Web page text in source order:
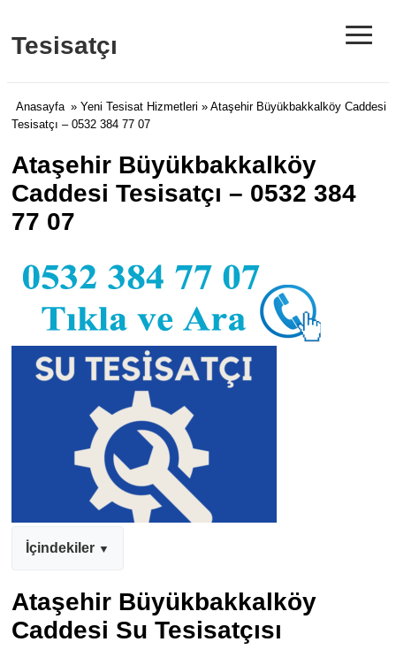
Tesisatçı ≡
Anasayfa » Yeni Tesisat Hizmetleri » Ataşehir Büyükbakkalköy Caddesi
Tesisatçı – 0532 384 77 07
Ataşehir Büyükbakkalköy
Caddesi Tesisatçı – 0532 384
77 07
İçindekiler
Ataşehir Büyükbakkalköy
Caddesi Su Tesisatçısı